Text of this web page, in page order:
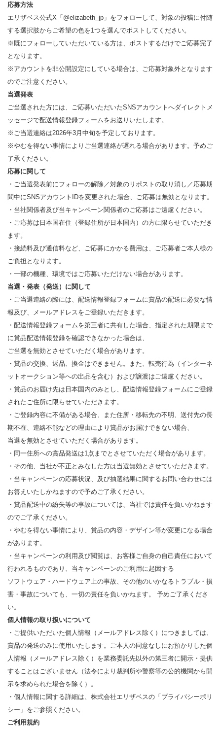
応募方法
エリザベス公式X「@elizabeth_jp」をフォローして、対象の投稿に付随
する選択肢からご希望の色を1つを選んでポストしてください。
※既にフォローしていただいている方は、ポストするだけでご応募完了
となります。
※アカウントを非公開設定にしている場合は、ご応募対象外となります
のでご注意ください。
当選発表
ご当選された方には、ご応募いただいたSNSアカウントへダイレクトメ
ッセージで配送情報登録フォームをお送りいたします。
※ご当選連絡は2026年3月中旬を予定しております。
※やむを得ない事情によりご当選連絡が遅れる場合があります。予めご
了承ください。
応募に関して
・ご当選発表前にフォローの解除／対象のリポストの取り消し／応募期
間中にSNSアカウントIDを変更された場合、ご応募は無効となります。
・当社関係者及び当キャンペーン関係者のご応募はご遠慮ください。
・ご応募は日本国在住（登録住所が日本国内）の方に限らせていただき
ます。
・接続料及び通信料など、ご応募にかかる費用は、ご応募者ご本人様の
ご負担となります。
・一部の機種、環境ではご応募いただけない場合があります。
当選・発表（発送）に関して
・ご当選連絡の際には、配送情報登録フォームに賞品の配送に必要な情
報及び、メールアドレスをご登録いただきます。
・配送情報登録フォームを第三者に共有した場合、指定された期限まで
に賞品配送情報登録を確認できなかった場合は、
ご当選を無効とさせていただく場合があります。
・賞品の交換、返品、換金はできません。また、転売行為（インターネ
ットオークション等への出品を含む）および譲渡はご遠慮ください。
・賞品のお届け先は日本国内のみとし、配送情報登録フォームにご登録
されたご住所に限らせていただきます。
・ご登録内容に不備がある場合、また住所・移転先の不明、送付先の長
期不在、連絡不能などの理由により賞品がお届けできない場合、
当選を無効とさせていただく場合があります。
・同一住所への賞品発送は1点までとさせていただく場合があります。
・その他、当社が不正とみなした方は当選無効とさせていただきます。
・当キャンペーンの応募状況、及び抽選結果に関するお問い合わせには
お答えいたしかねますので予めご了承ください。
・賞品配送中の紛失等の事故については、当社では責任を負いかねます
のでご了承ください。
・やむを得ない事情により、賞品の内容・デザイン等が変更になる場合
があります。
・当キャンペーンの利用及び閲覧は、お客様ご自身の自己責任において
行われるものであり、当キャンペーンのご利用に起因する
ソフトウェア・ハードウェア上の事故、その他のいかなるトラブル・損
害・事故についても、一切の責任を負いかねます。 予めご了承くださ
い。
個人情報の取り扱いについて
・ご提供いただいた個人情報（メールアドレス除く）につきましては、
賞品の発送のみに使用いたします。ご本人の同意なしにお預かりした個
人情報（メールアドレス除く）を業務委託先以外の第三者に開示・提供
することはございません（法令により裁判所や警察等の公的機関から開
示を求められた場合を除く）。
・個人情報に関する詳細は、株式会社エリザベスの「 プライバシーポリ
シー 」をご参照ください。
ご利用規約